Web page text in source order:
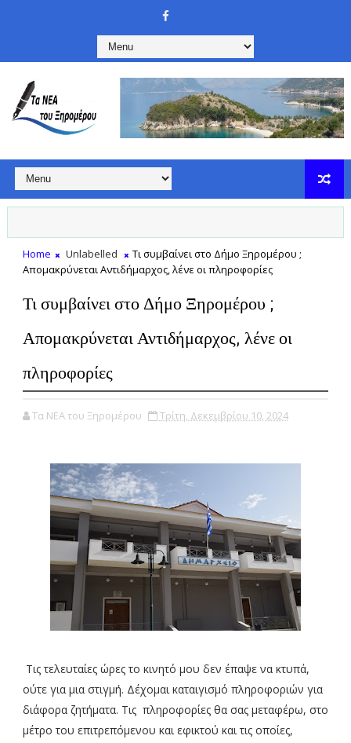
Home Unlabelled
Τι συμβαίνει στο Δήμο Ξηρομέρου ;
Απομακρύνεται Αντιδήμαρχος, λένε οι πληροφορίες
Τι συμβαίνει στο Δήμο Ξηρομέρου ;
Απομακρύνεται Αντιδήμαρχος, λένε οι
πληροφορίες
Τα ΝΕΑ του Ξηρομέρου Τρίτη, Δεκεμβρίου 10, 2024
Τις τελευταίες ώρες το κινητό μου δεν έπαψε να κτυπά,
ούτε για μια στιγμή. Δέχομαι καταιγισμό πληροφοριών για
διάφορα ζητήματα. Τις πληροφορίες θα σας μεταφέρω, στο
μέτρο του επιτρεπόμενου και εφικτού και τις οποίες,